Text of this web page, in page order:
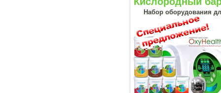
Набор оборудования